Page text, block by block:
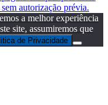
autorização prévia.
a melhor experiência
site, assumiremos que
de Privacidade